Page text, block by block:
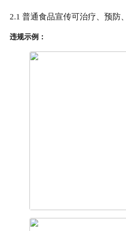
2.1 普通食品宣传可治疗、预防
违规示例：